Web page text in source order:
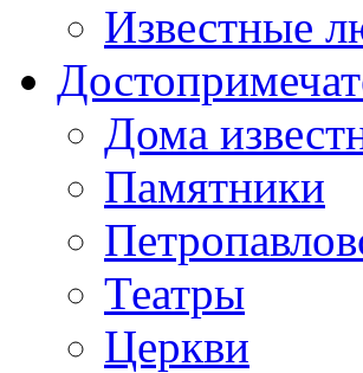
Известные
Дома
Памятники
Театры
Церкви